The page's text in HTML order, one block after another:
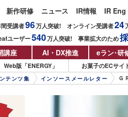
新作研修 ニュース IR情報 IR Eng
受講者96万人突破! オンライン受講者24
ユーザー540万人突破! 事業拡大のため
講座 AI・DX推進 eラン・研
Web版「ENERGY」 お菓子のECサイ
テンツ集 インソースメールレター Ｇ